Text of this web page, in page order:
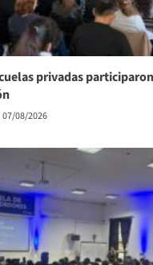
privadas
07/08/2026